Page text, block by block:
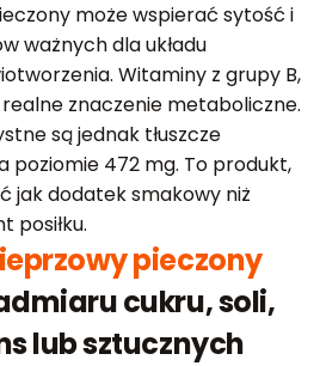
może wspierać sytość i
ważnych dla układu
Witaminy z grupy B,
znaczenie metaboliczne.
są jednak tłuszcze
poziomie 472 mg. To produkt,
jak dodatek smakowy niż
posiłku.
pieczony
cukru, soli,
lub sztucznych